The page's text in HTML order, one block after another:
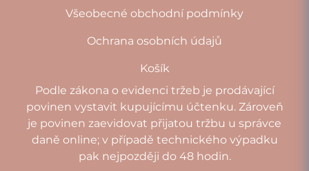
Všeobecné obchodní podmínky
Ochrana osobních údajů
Košík
Podle zákona o evidenci tržeb je prodávající
povinen vystavit kupujícímu účtenku. Zároveň
je povinen zaevidovat přijatou tržbu u správce
daně online; v případě technického výpadku
pak nejpozději do 48 hodin.